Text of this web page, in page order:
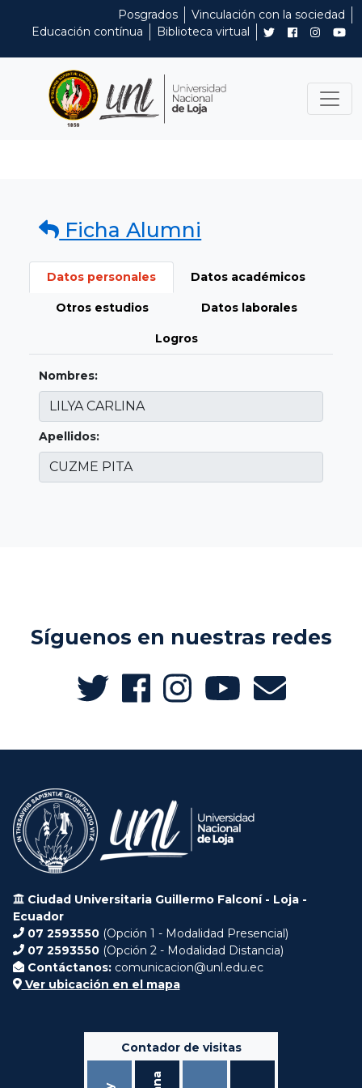
Posgrados
Vinculación con la sociedad
Educación contínua
Biblioteca virtual
Ficha Alumni
Datos personales Datos académicos
Otros estudios Datos laborales
Logros
Nombres:
Apellidos:
Síguenos en nuestras redes
Ciudad Universitaria Guillermo Falconí - Loja -
Ecuador
07 2593550 (Opción 1 - Modalidad Presencial)
07 2593550 (Opción 2 - Modalidad Distancia)
Contáctanos: comunicacion@unl.edu.ec
Ver ubicación en el mapa
Contador de visitas